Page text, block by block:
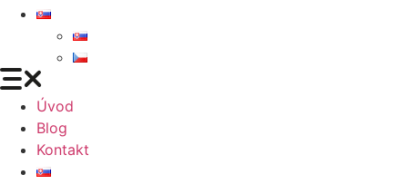
Úvod
Blog
Kontakt